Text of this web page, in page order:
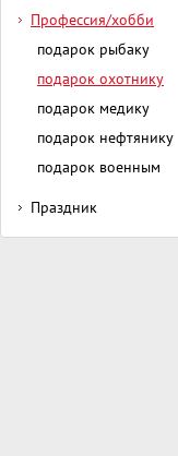
Профессия/хобби
подарок рыбаку
подарок охотнику
подарок медику
подарок нефтянику
подарок военным
Праздник